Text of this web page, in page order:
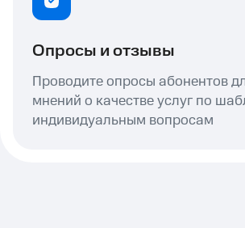
Опросы и отзывы
Проводите опросы абонентов
мнений о качестве услуг по
индивидуальным вопросам